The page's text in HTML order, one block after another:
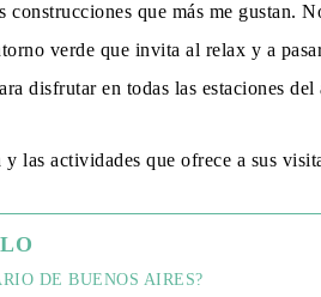
que más me gustan.
verde que invita al relax y a
disfrutar en todas las estaciones del
las actividades que ofrece a sus
DE BUENOS AIRES?